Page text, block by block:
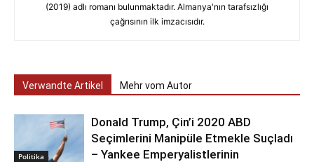
(2019) adlı romanı bulunmaktadır. Almanya'nın tarafsızlığı
çağrısının ilk imzacısıdır.
Verwandte Artikel Mehr vom Autor
Politika
Donald Trump, Çin’i 2020 ABD
Seçimlerini Manipüle Etmekle Suçladı
– Yankee Emperyalistlerinin